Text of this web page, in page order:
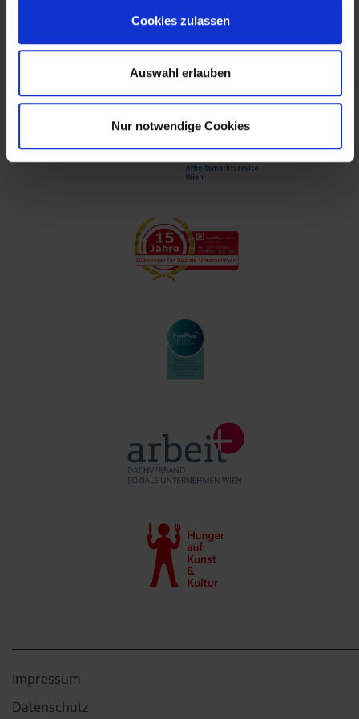
Cookies zulassen
Auswahl erlauben
Nur notwendige Cookies
finanzieller Unterstützung des Arbeitsmarktservice
Wien.
Impressum
Datenschutz